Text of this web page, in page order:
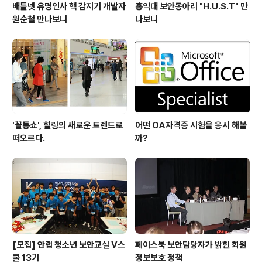
배틀넷 유명인사 핵 감지기 개발자
원순철 만나보니
홍익대 보안동아리 "H.U.S.T" 만
나보니
'꼴통쇼', 힐링의 새로운 트렌드로
떠오르다.
어떤 OA자격증 시험을 응시 해볼
까?
[모집] 안랩 청소년 보안교실 V스
쿨 13기
페이스북 보안담당자가 밝힌 회원
정보보호 정책